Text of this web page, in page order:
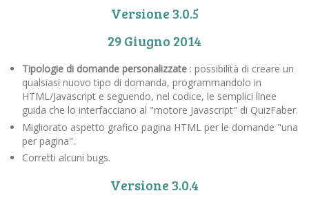
Versione 3.0.5
29 Giugno 2014
Tipologie di domande personalizzate : possibilità di creare un
qualsiasi nuovo tipo di domanda, programmandolo in
HTML/Javascript e seguendo, nel codice, le semplici linee
guida che lo interfacciano al "motore Javascript" di QuizFaber.
Migliorato aspetto grafico pagina HTML per le domande "una
per pagina".
Corretti alcuni bugs.
Versione 3.0.4